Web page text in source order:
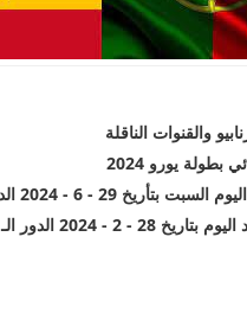
والقنوات الناقلة
يورو 2024
- 6 - 2024 الدوري المصري
2024 الدور الـ 16